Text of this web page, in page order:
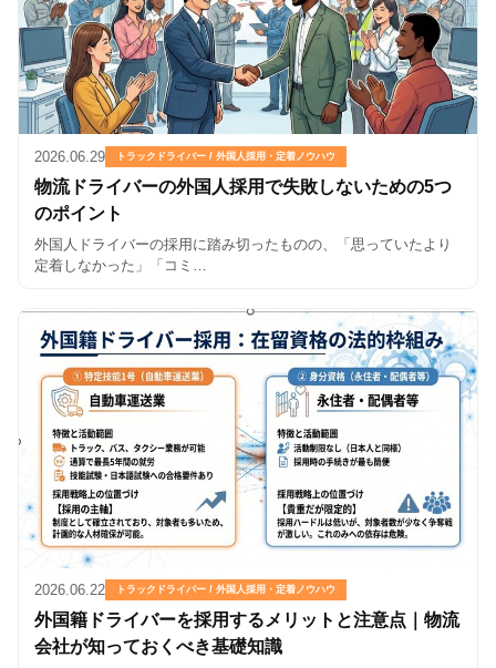
2026.06.29 トラックドライバー / 外国人採用・定着ノウハウ
物流ドライバーの外国人採用で失敗しないための5つ
のポイント
外国人ドライバーの採用に踏み切ったものの、「思っていたより
定着しなかった」「コミ…
2026.06.22 トラックドライバー / 外国人採用・定着ノウハウ
外国籍ドライバーを採用するメリットと注意点｜物流
会社が知っておくべき基礎知識